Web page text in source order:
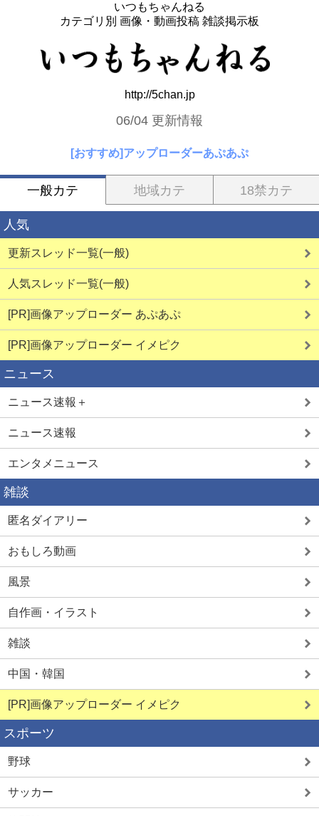
いつもちゃんねる
カテゴリ別 画像・動画投稿 雑談掲示板
http://5chan.jp
06/04 更新情報
[おすすめ]アップローダーあぷあぷ
一般カテ 地域カテ 18禁カテ
人気
更新スレッド一覧(一般)
人気スレッド一覧(一般)
[PR]画像アップローダー あぷあぷ
[PR]画像アップローダー イメピク
ニュース
ニュース速報＋
ニュース速報
エンタメニュース
雑談
匿名ダイアリー
おもしろ動画
風景
自作画・イラスト
雑談
中国・韓国
[PR]画像アップローダー イメピク
スポーツ
野球
サッカー